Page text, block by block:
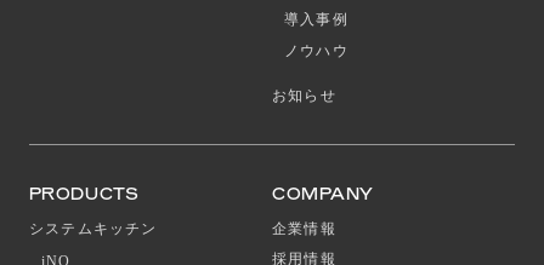
導入事例
ノウハウ
お知らせ
PRODUCTS
システムキッチン
iNO
COMPANY
企業情報
採用情報